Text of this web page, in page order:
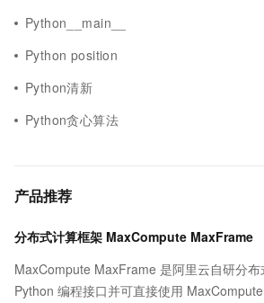
Python__main__
Python position
Python清新
Python贪心算法
产品推荐
分布式计算框架 MaxCompute MaxFrame
MaxCompute MaxFrame 是阿里云自研分
Python 编程接口并可直接使用